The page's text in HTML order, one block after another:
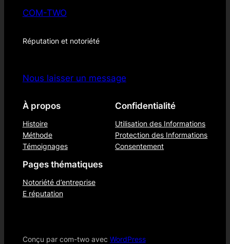
COM-TWO
Réputation et notoriété
Nous laisser un message
À propos
Histoire
Méthode
Témoignages
Confidentialité
Utilisation des Informations
Protection des Informations
Consentement
Pages thématiques
Notoriété d’entreprise
E réputation
Conçu par com-two avec WordPress